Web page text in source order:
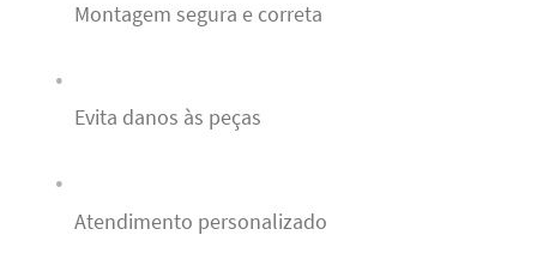
Montagem segura e correta
Evita danos às peças
Atendimento personalizado